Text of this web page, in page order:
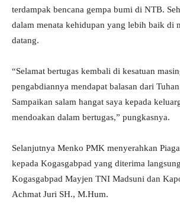
terdampak bencana gempa bumi di NTB.
dalam menata kehidupan yang lebih baik di
datang.
“Selamat bertugas kembali di kesatuan
pengabdiannya mendapat balasan dari
Sampaikan salam hangat saya kepada
mendoakan dalam bertugas,” pungkasnya.
Selanjutnya Menko PMK menyerahkan
kepada Kogasgabpad yang diterima
Kogasgabpad Mayjen TNI Madsuni dan
Achmat Juri SH., M.Hum.